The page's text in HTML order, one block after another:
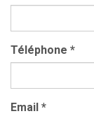
Téléphone *
Email *